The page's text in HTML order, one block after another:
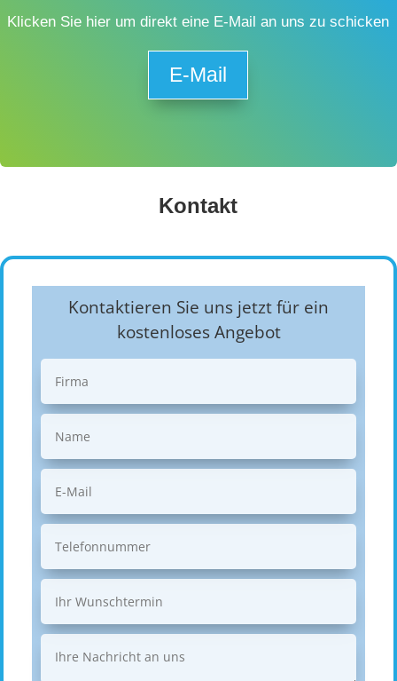
Klicken Sie hier um direkt eine E-Mail an uns zu schicken
E-Mail
Kontakt
Kontaktieren Sie uns jetzt für ein
kostenloses Angebot